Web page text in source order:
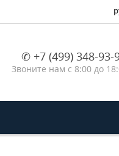
✆ +7 (499) 348-93-
Звоните нам с 8:00 до